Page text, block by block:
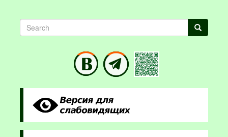
Search Search